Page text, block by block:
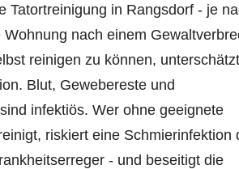
Tatortreinigung in Rangsdorf - je
nach einem
reinigen zu können,
Blut, Gewebereste und
infektiös. Wer ohne geeignete
riskiert eine Schmierinfektion
- und beseitigt die